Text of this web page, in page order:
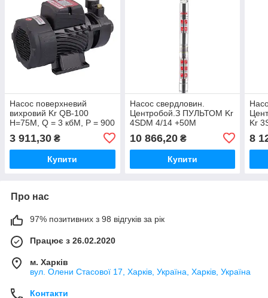
Насос поверхневий
вихровий Kr QB-100
Н=75М, Q = 3 кбМ, P = 900
3 911,30 ₴
Купити
Насос свердловин.
Центробой.З ПУЛЬТОМ Kr
4SDM 4/14 +50М
(Н=102М,Q=6M3,P=1100
ВТ, КАБЕЛЬ 50М, 1 1/4)
10 866,20₴
Купити
Kr
8
Про нас
97% позитивних з 98 відгуків за рік
Працює з 26.02.2020
м. Харків
вул. Олени Стасової 17, Харків, Україна, Харків, Україна
Контакти